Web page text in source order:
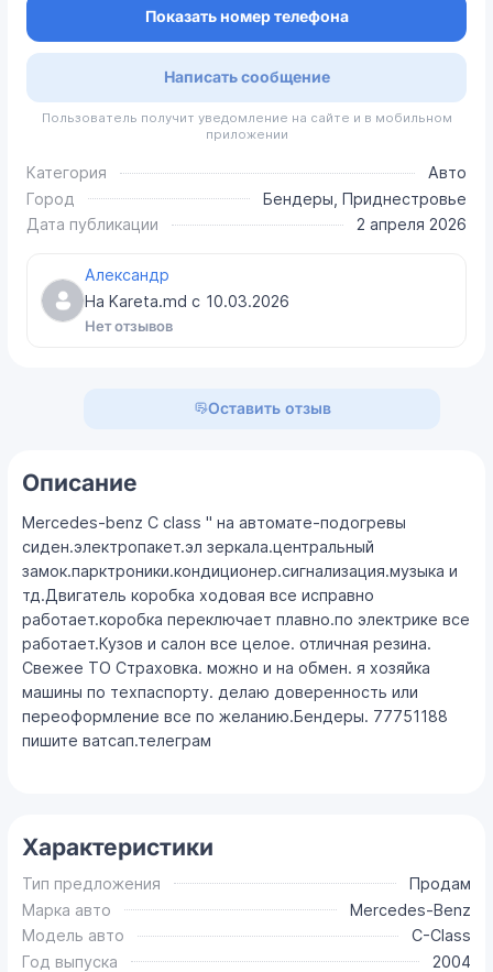
Показать номер телефона
Написать сообщение
Пользователь получит уведомление на сайте и в мобильном
приложении
Категория
Авто
Город
Бендеры, Приднестровье
Дата публикации
2 апреля 2026
Александр
На Kareta.md с 10.03.2026
Нет отзывов
Оставить отзыв
Описание
Mercedes-benz C class " на автомате-подогревы
сиден.электропакет.эл зеркала.центральный
замок.парктроники.кондиционер.сигнализация.музыка и
тд.Двигатель коробка ходовая все исправно
работает.коробка переключает плавно.по электрике все
работает.Кузов и салон все целое. отличная резина.
Свежее ТО Страховка. можно и на обмен. я хозяйка
машины по техпаспорту. делаю доверенность или
переоформление все по желанию.Бендеры. 77751188
пишите ватсап.телеграм
Характеристики
Тип предложения
Продам
Марка авто
Mercedes-Benz
Модель авто
C-Class
Год выпуска
2004